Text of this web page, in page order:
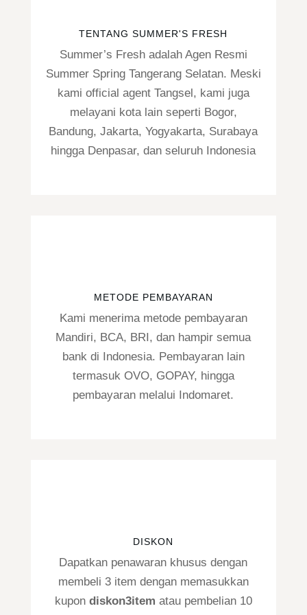
TENTANG SUMMER'S FRESH
Summer’s Fresh adalah Agen Resmi
Summer Spring Tangerang Selatan. Meski
kami official agent Tangsel, kami juga
melayani kota lain seperti Bogor,
Bandung, Jakarta, Yogyakarta, Surabaya
hingga Denpasar, dan seluruh Indonesia
METODE PEMBAYARAN
Kami menerima metode pembayaran
Mandiri, BCA, BRI, dan hampir semua
bank di Indonesia. Pembayaran lain
termasuk OVO, GOPAY, hingga
pembayaran melalui Indomaret.
DISKON
Dapatkan penawaran khusus dengan
membeli 3 item dengan memasukkan
kupon diskon3item atau pembelian 10